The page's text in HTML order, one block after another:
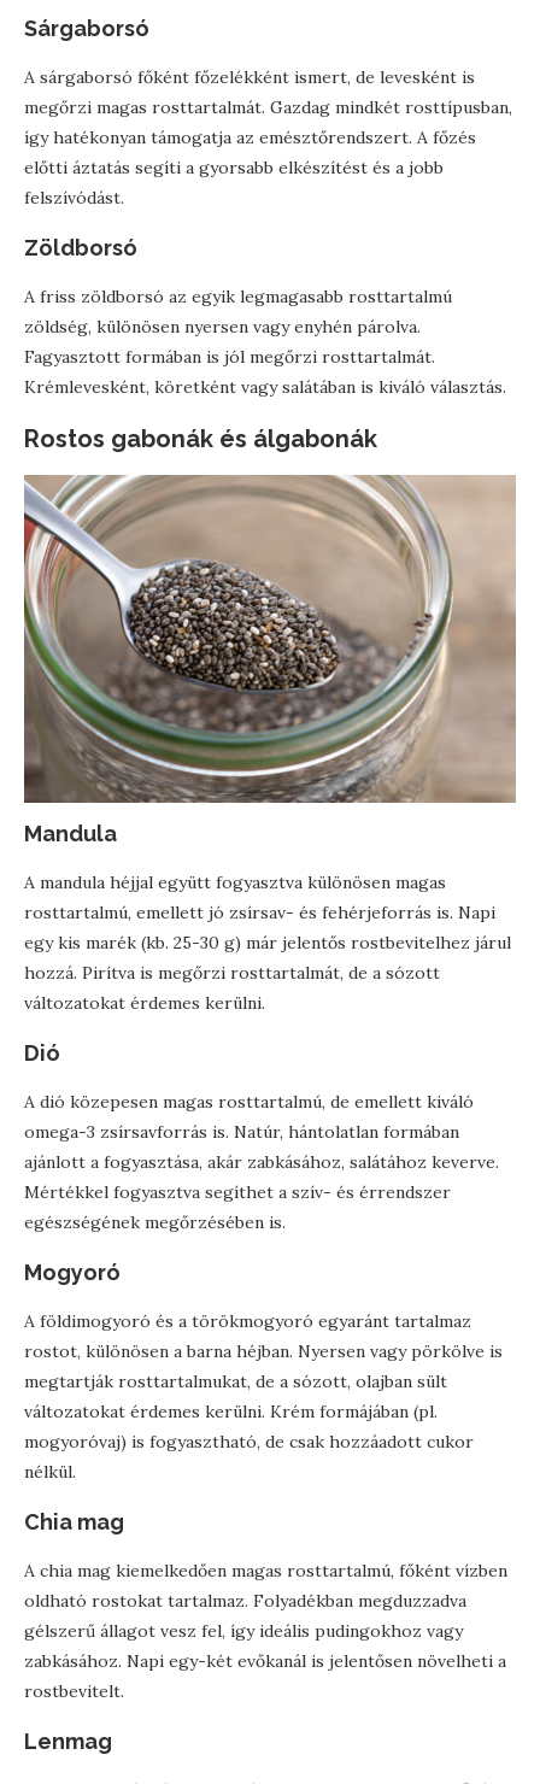
Sárgaborsó
A sárgaborsó főként főzelékként ismert, de levesként is
megőrzi magas rosttartalmát. Gazdag mindkét rosttípusban,
így hatékonyan támogatja az emésztőrendszert. A főzés
előtti áztatás segíti a gyorsabb elkészítést és a jobb
felszívódást.
Zöldborsó
A friss zöldborsó az egyik legmagasabb rosttartalmú
zöldség, különösen nyersen vagy enyhén párolva.
Fagyasztott formában is jól megőrzi rosttartalmát.
Krémlevesként, köretként vagy salátában is kiváló választás.
Rostos gabonák és álgabonák
Mandula
A mandula héjjal együtt fogyasztva különösen magas
rosttartalmú, emellett jó zsírsav- és fehérjeforrás is. Napi
egy kis marék (kb. 25-30 g) már jelentős rostbevitelhez járul
hozzá. Pirítva is megőrzi rosttartalmát, de a sózott
változatokat érdemes kerülni.
Dió
A dió közepesen magas rosttartalmú, de emellett kiváló
omega-3 zsírsavforrás is. Natúr, hántolatlan formában
ajánlott a fogyasztása, akár zabkásához, salátához keverve.
Mértékkel fogyasztva segíthet a szív- és érrendszer
egészségének megőrzésében is.
Mogyoró
A földimogyoró és a törökmogyoró egyaránt tartalmaz
rostot, különösen a barna héjban. Nyersen vagy pörkölve is
megtartják rosttartalmukat, de a sózott, olajban sült
változatokat érdemes kerülni. Krém formájában (pl.
mogyoróvaj) is fogyasztható, de csak hozzáadott cukor
nélkül.
Chia mag
A chia mag kiemelkedően magas rosttartalmú, főként vízben
oldható rostokat tartalmaz. Folyadékban megduzzadva
gélszerű állagot vesz fel, így ideális pudingokhoz vagy
zabkásához. Napi egy-két evőkanál is jelentősen növelheti a
rostbevitelt.
Lenmag